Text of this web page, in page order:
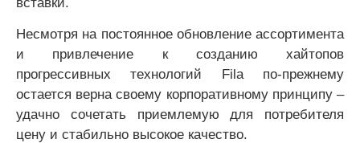
Несмотря на постоянное обновление ассортимента
и привлечение к созданию хайтопов
прогрессивных технологий Fila по-прежнему
остается верна своему корпоративному принципу –
удачно сочетать приемлемую для потребителя
цену и стабильно высокое качество.